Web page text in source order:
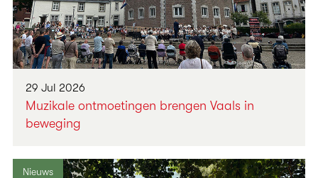
29 Jul 2026
Muzikale ontmoetingen brengen Vaals in
beweging
Nieuws